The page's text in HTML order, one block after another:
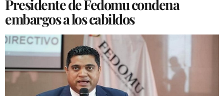
Presidente de Fedomu condena
embargos a los cabildos